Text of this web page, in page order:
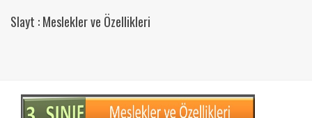
Slayt : Meslekler ve Özellikleri